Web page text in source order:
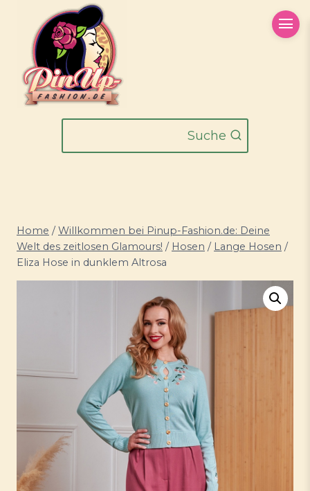
springen
Suche
Home / Willkommen bei Pinup-Fashion.de: Deine
Welt des zeitlosen Glamours! / Hosen / Lange Hosen /
Eliza Hose in dunklem Altrosa